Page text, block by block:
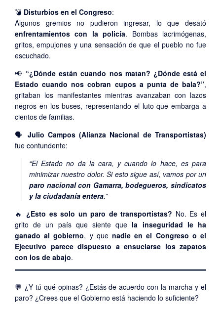
💣 Disturbios en el Congreso:
Algunos gremios no pudieron ingresar, lo que desató
enfrentamientos con la policía. Bombas lacrimógenas,
gritos, empujones y una sensación de que el pueblo no fue
escuchado.
📢 “¿Dónde están cuando nos matan? ¿Dónde está el
Estado cuando nos cobran cupos a punta de bala?”,
gritaban los manifestantes mientras avanzaban con lazos
negros en los buses, representando el luto que embarga a
cientos de familias.
🗣️ Julio Campos (Alianza Nacional de Transportistas)
fue contundente:
“El Estado no da la cara, y cuando lo hace, es para
minimizar nuestro dolor. Si esto sigue así, vamos por un
paro nacional con Gamarra, bodegueros, sindicatos
y la ciudadanía entera.”
🔥¿Esto es solo un paro de transportistas? No. Es el
grito de un país que siente que la inseguridad le ha
ganado al gobierno, y quenadie en el Congreso o el
Ejecutivo parece dispuesto a ensuciarse los zapatos
con los de abajo.
💬 ¿Y tú qué opinas? ¿Estás de acuerdo con la marcha y el
paro? ¿Crees que el Gobierno está haciendo lo suficiente?